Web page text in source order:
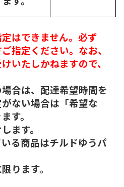
はできません。必ず
指定ください。なお、
いたしかねますので、
合は、配達希望時間を
ない場合は「希望な
す。
ます。
る商品はチルドゆうパ
ります。